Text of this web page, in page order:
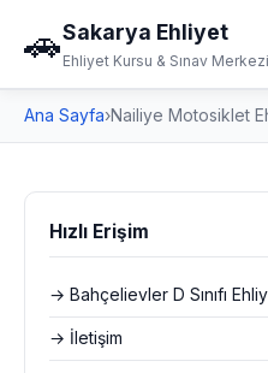
🚗Sakarya Ehliyet
Ehliyet Kursu & Sınav Merkezi
Ana Sayfa›Nailiye Motosiklet
Hızlı Erişim
→ Bahçelievler D Sınıfı
→ İletişim